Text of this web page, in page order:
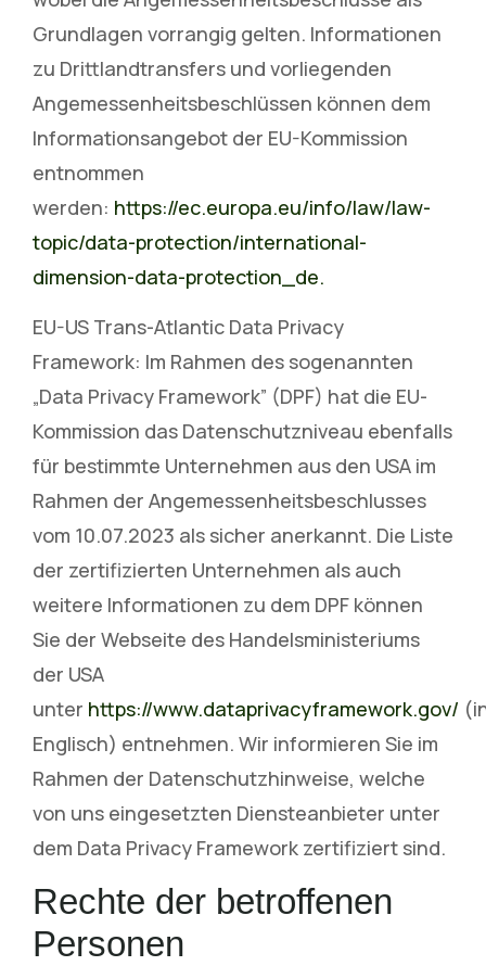
Grundlagen vorrangig gelten. Informationen
zu Drittlandtransfers und vorliegenden
Angemessenheitsbeschlüssen können dem
Informationsangebot der EU-Kommission
entnommen
werden: https://ec.europa.eu/info/law/law-
topic/data-protection/international-
dimension-data-protection_de.
EU-US Trans-Atlantic Data Privacy
Framework: Im Rahmen des sogenannten
„Data Privacy Framework” (DPF) hat die EU-
Kommission das Datenschutzniveau ebenfalls
für bestimmte Unternehmen aus den USA im
Rahmen der Angemessenheitsbeschlusses
vom 10.07.2023 als sicher anerkannt. Die Liste
der zertifizierten Unternehmen als auch
weitere Informationen zu dem DPF können
Sie der Webseite des Handelsministeriums
der USA
unter https://www.dataprivacyframework.gov/
Englisch) entnehmen. Wir informieren Sie im
Rahmen der Datenschutzhinweise, welche
von uns eingesetzten Diensteanbieter unter
dem Data Privacy Framework zertifiziert sind.
Rechte der betroffenen
Personen